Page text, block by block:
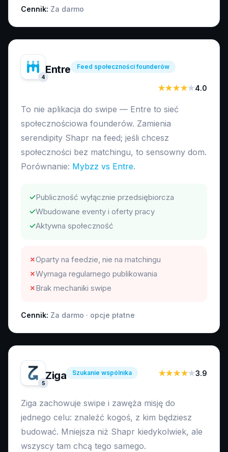
Cennik: Za darmo
4
Entre Feed społeczności founderów
★★★★★4.0
To nie aplikacja do swipe — Entre to sieć
społecznościowa founderów. Zamienia
serendipity Shapr na feed; jeśli chcesz
społeczności bez matchingu, to sensowny dom.
Porównanie: Mybzz vs Entre.
✓Publiczność wyłącznie przedsiębiorcza
✓Wbudowane eventy i oferty pracy
✓Aktywna społeczność
✗Oparty na feedzie, nie na matchingu
✗Wymaga regularnego publikowania
✗Brak mechaniki swipe
Cennik: Za darmo · opcje płatne
5
Ziga Szukanie wspólnika ★★★★★3.9
Ziga zachowuje swipe i zawęża misję do
jednego celu: znaleźć kogoś, z kim będziesz
budować. Mniejsza niż Shapr kiedykolwiek, ale
wszyscy tam chcą tego samego.